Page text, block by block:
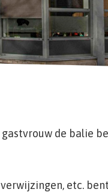
de balie
etc.